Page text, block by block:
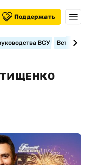
Поддержать
ВСУ